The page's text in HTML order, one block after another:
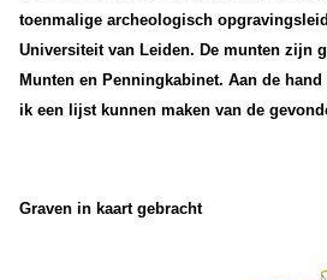
toenmalige archeologisch
Universiteit van Leiden. De munten zijn
Munten en Penningkabinet. Aan de
ik een lijst kunnen maken van de
Graven in kaart gebracht